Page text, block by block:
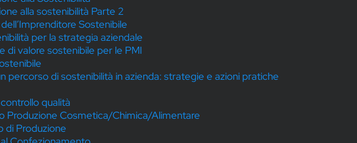
alla sostenibilità Parte 2
Sostenibile
per la strategia aziendale
di valore sostenibile per le PMI
percorso di sostenibilità in azienda: strategie e azioni pratiche
qualità
Produzione Cosmetica/Chimica/Alimentare
di Produzione